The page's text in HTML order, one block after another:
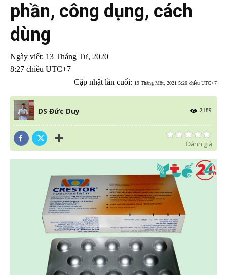
phần, công dụng, cách
dùng
Ngày viết: 13 Tháng Tư, 2020
8:27 chiều UTC+7
Cập nhật lần cuối: 19 Tháng Một, 2021 5:20 chiều UTC+7
DS Đức Duy 2189
Đánh giá